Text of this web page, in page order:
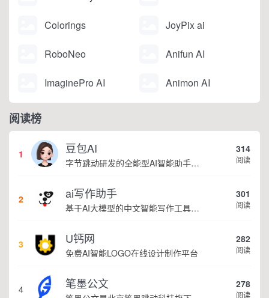
Colorings JoyPix ai
RoboNeo Anifun AI
ImaginePro AI Animon AI
阅读榜
1 豆包AI
字节跳动研发的全能型AI智能助手，提供智能对话、知识问答、内容创作、学习办公等一站式AI服务
314
阅读
2 ai写作助手
基于AI大模型的中文智能写作工具，面向学生、自媒体、职场人士提供一站式文本创作服务 核心定位 AI写作助手是依托人工智能技术打造的创作辅助平台，专注中文文本生成与优化，帮助用户快速完成各类文案、文章、论文等内容创作，提升写作效率 核心功能 ...
301
阅读
3 U钙网
免费AI智能LOGO在线设计制作平台
282
阅读
4 笔墨公文 278
阅读